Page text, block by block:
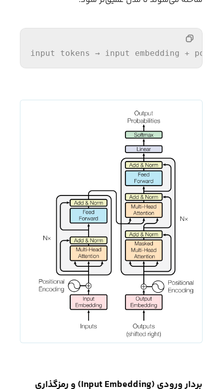
input tokens → input embedding +
بردار ورودی (Input Embedding) و رمزگذاری